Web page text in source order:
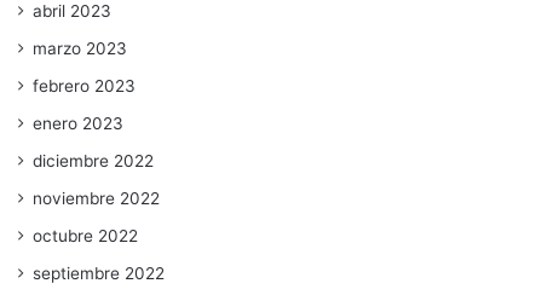
abril 2023
marzo 2023
febrero 2023
enero 2023
diciembre 2022
noviembre 2022
octubre 2022
septiembre 2022